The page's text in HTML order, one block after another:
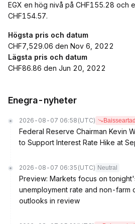
EGX en hög nivå på CHF155.28 och
CHF154.57.
Högsta pris och datum
CHF7,529.06 den Nov 6, 2022
Lägsta pris och datum
CHF86.86 den Jun 20, 2022
Enegra-nyheter
2026-08-07 06:58 (UTC) Baisseartad
Federal Reserve Chairman Kevin
to Support Interest Rate Hike at
2026-08-07 06:35 (UTC) Neutral
Preview: Markets focus on
unemployment rate and non-farm
outlooks in review